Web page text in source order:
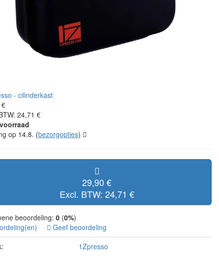
24,71 €
op 14.8. (bezorgopties)
29,90 €
Excl. BTW: 24,71 €
beoordeling: 0 (0%)
Geef beoordeling
1Zpresso